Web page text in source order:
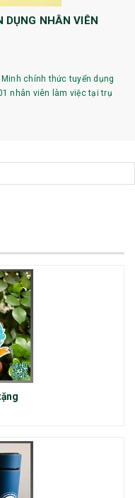
DỤNG NHÂN VIÊN
chính thức tuyển dụng
nhân viên làm việc tại trụ